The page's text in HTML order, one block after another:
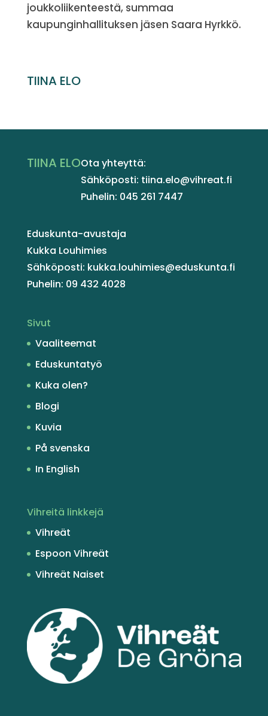
joukkoliikenteestä, summaa
kaupunginhallituksen jäsen Saara Hyrkkö.
TIINA ELO
TIINA ELOOta yhteyttä:
Sähköposti: tiina.elo@vihreat.fi
Puhelin: 045 261 7447
Eduskunta-avustaja
Kukka Louhimies
Sähköposti: kukka.louhimies@eduskunta.fi
Puhelin: 09 432 4028
Sivut
Vaaliteemat
Eduskuntatyö
Kuka olen?
Blogi
Kuvia
På svenska
In English
Vihreitä linkkejä
Vihreät
Espoon Vihreät
Vihreät Naiset